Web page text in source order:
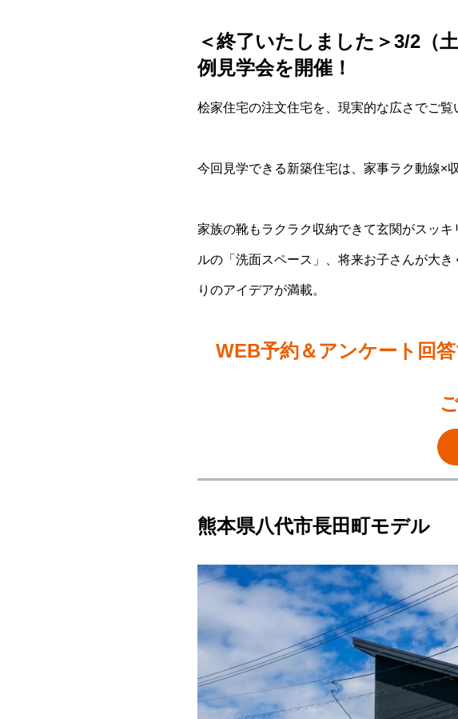
＜終了いたしました＞3/2（
例見学会を開催！
桧家住宅の注文住宅を、現実的な広さでご
今回見学できる新築住宅は、家事ラク動線×
家族の靴もラクラク収納できて玄関がスッ
ルの「洗面スペース」、将来お子さんが大
りのアイデアが満載。
WEB予約＆アンケート回
熊本県八代市長田町モデル